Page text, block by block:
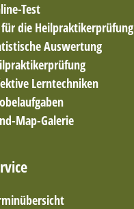
Test
die Heilpraktikerprüfung
Auswertung
Lerntechniken
Map-Galerie